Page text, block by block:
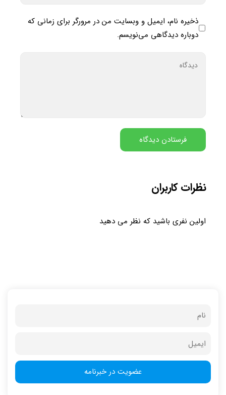
ذخیره نام، ایمیل و وبسایت من در مرورگر برای زمانی که
دوباره دیدگاهی می‌نویسم.
نظرات کاربران
اولین نفری باشید که نظر می دهید